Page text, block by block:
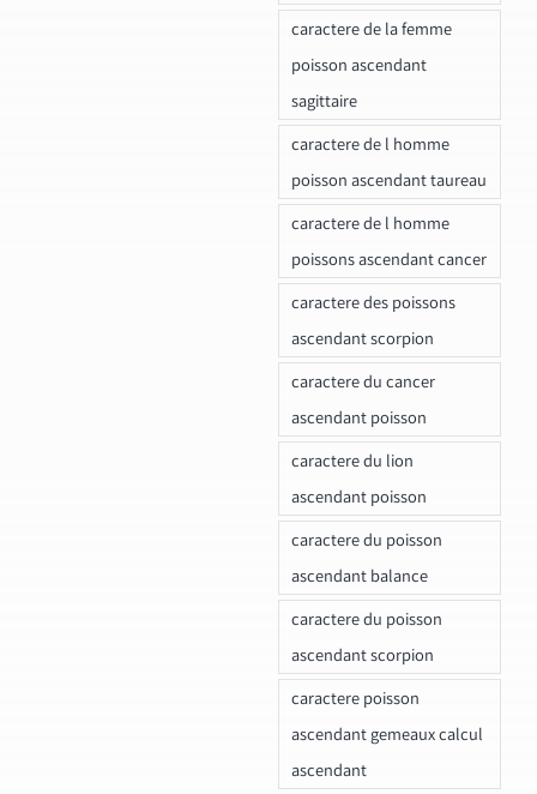
caractere de la femme
poisson ascendant
sagittaire
caractere de l homme
poisson ascendant taureau
caractere de l homme
poissons ascendant cancer
caractere des poissons
ascendant scorpion
caractere du cancer
ascendant poisson
caractere du lion
ascendant poisson
caractere du poisson
ascendant balance
caractere du poisson
ascendant scorpion
caractere poisson
ascendant gemeaux calcul
ascendant